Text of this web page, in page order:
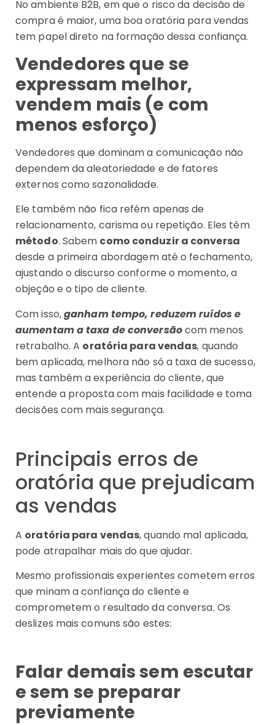
No ambiente B2B, em que o risco da decisão de
compra é maior, uma boa oratória para vendas
tem papel direto na formação dessa confiança.
Vendedores que se
expressam melhor,
vendem mais (e com
menos esforço)
Vendedores que dominam a comunicação não
dependem da aleatoriedade e de fatores
externos como sazonalidade.
Ele também não fica refém apenas de
relacionamento, carisma ou repetição. Eles têm
método. Sabem como conduzir a conversa
desde a primeira abordagem até o fechamento,
ajustando o discurso conforme o momento, a
objeção e o tipo de cliente.
Com isso,ganham tempo, reduzem ruídos e
aumentam a taxa de conversãocom menos
retrabalho. A oratória para vendas, quando
bem aplicada, melhora não só a taxa de sucesso,
mas também a experiência do cliente, que
entende a proposta com mais facilidade e toma
decisões com mais segurança.
Principais erros de
oratória que prejudicam
as vendas
A oratória para vendas, quando mal aplicada,
pode atrapalhar mais do que ajudar.
Mesmo profissionais experientes cometem erros
que minam a confiança do cliente e
comprometem o resultado da conversa. Os
deslizes mais comuns são estes:
Falar demais sem escutar
e sem se preparar
previamente